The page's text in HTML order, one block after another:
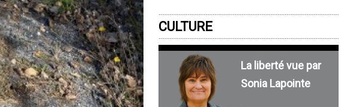
CULTURE
La liberté vue par
Sonia Lapointe